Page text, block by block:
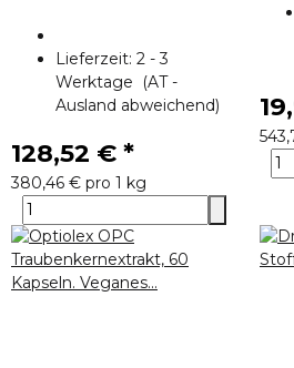
Lieferzeit: 2 - 3
Werktage
(AT -
Ausland abweichend)
128,52 € *
380,46 € pro 1 kg